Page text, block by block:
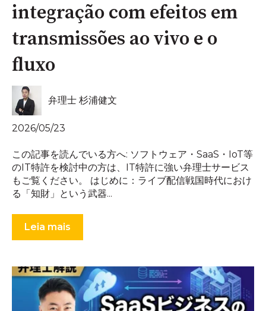
integração com efeitos em
transmissões ao vivo e o
fluxo
弁理士 杉浦健文
2026/05/23
この記事を読んでいる方へ: ソフトウェア・SaaS・IoT等
のIT特許を検討中の方は、IT特許に強い弁理士サービス
もご覧ください。 はじめに：ライブ配信戦国時代におけ
る「知財」という武器...
Leia mais